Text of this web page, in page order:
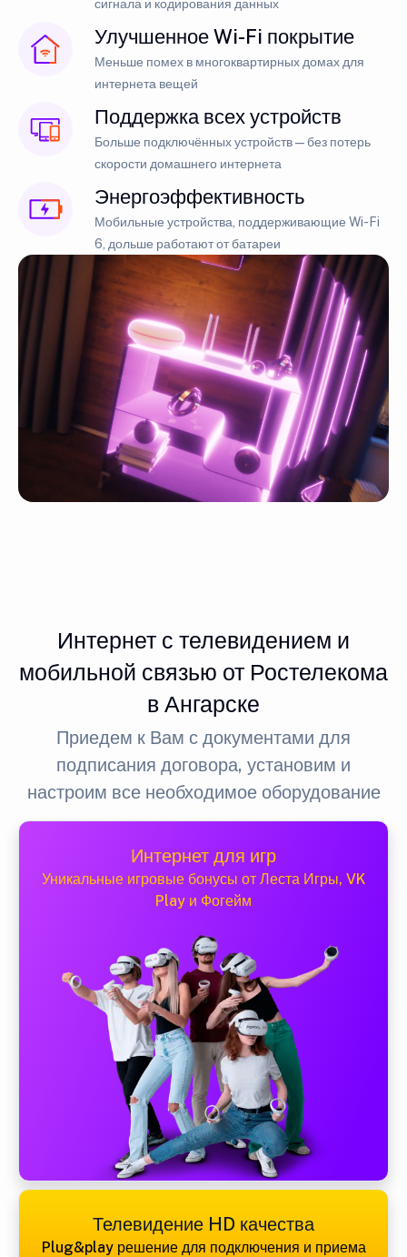
сигнала и кодирования данных
Улучшенное Wi-Fi покрытие
Меньше помех в многоквартирных домах для
интернета вещей
Поддержка всех устройств
Больше подключённых устройств — без потерь
скорости домашнего интернета
Энергоэффективность
Мобильные устройства, поддерживающие Wi-Fi
6, дольше работают от батареи
Интернет с телевидением и
мобильной связью от Ростелекома
в Ангарске
Приедем к Вам с документами для
подписания договора, установим и
настроим все необходимое оборудование
Интернет для игр
Уникальные игровые бонусы от Леста Игры, VK
Play и Фогейм
Телевидение HD качества
Plug&play решение для подключения и приема